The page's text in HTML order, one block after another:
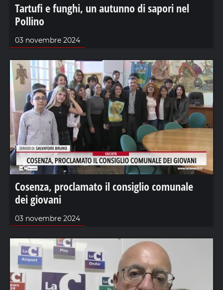
Tartufi e funghi, un autunno di sapori nel
Pollino
03 novembre 2024
Cosenza, proclamato il consiglio comunale
dei giovani
03 novembre 2024